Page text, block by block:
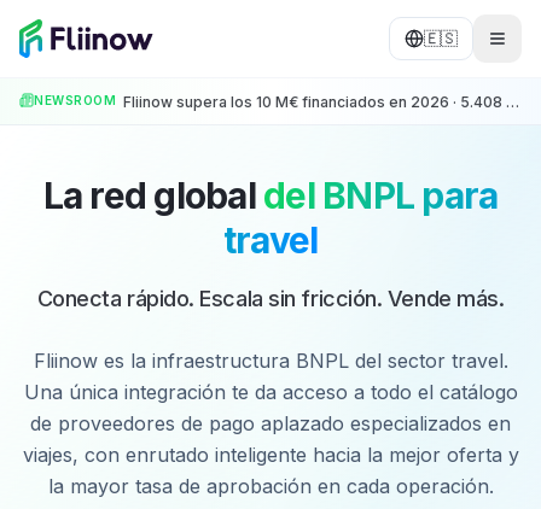
Saltar al contenido principal
🇪🇸
NEWSROOM Fliinow supera los 10 M€ financiados en 2026 · 5.408 operaciones · +500 Partners
La red globaldel BNPL para
travel
Conecta rápido. Escala sin fricción. Vende más.
Fliinow es la infraestructura BNPL del sector travel.
Una única integración te da acceso a todo el catálogo
de proveedores de pago aplazado especializados en
viajes, con enrutado inteligente hacia la mejor oferta y
la mayor tasa de aprobación en cada operación.